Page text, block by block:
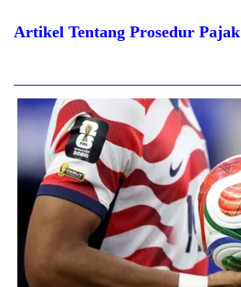
Artikel Tentang Prosedur Pajak